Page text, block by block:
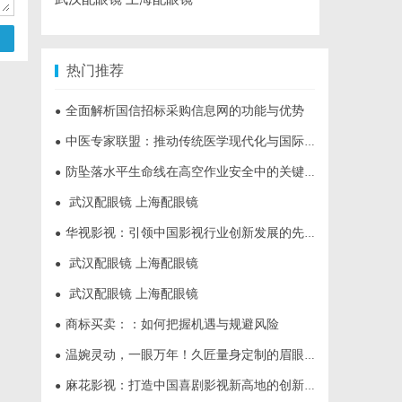
热门推荐
● 全面解析国信招标采购信息网的功能与优势
● 中医专家联盟：推动传统医学现代化与国际化的桥梁
● 防坠落水平生命线在高空作业安全中的关键作用与应用解析
● 武汉配眼镜 上海配眼镜
● 华视影视：引领中国影视行业创新发展的先行者
● 武汉配眼镜 上海配眼镜
● 武汉配眼镜 上海配眼镜
● 商标买卖：：如何把握机遇与规避风险
● 温婉灵动，一眼万年！久匠量身定制的眉眼唇，才是你整张脸的点睛之笔！淡颜系女生的气质加分项
● 麻花影视：打造中国喜剧影视新高地的创新典范